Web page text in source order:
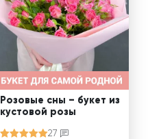
Розовые сны – букет из
кустовой розы
27